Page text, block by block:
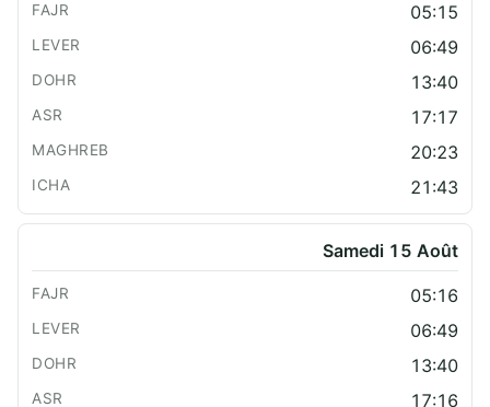
05:15
06:49
13:40
17:17
20:23
21:43
Samedi 15 Août
05:16
06:49
13:40
17:16